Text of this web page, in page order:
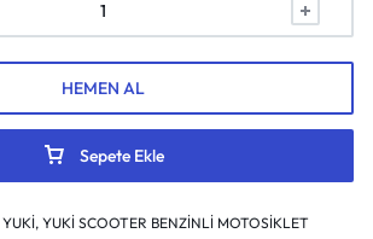
Sepete Ekle
HEMEN AL
YUKİ, YUKİ SCOOTER BENZİNLİ MOTOSİKLET